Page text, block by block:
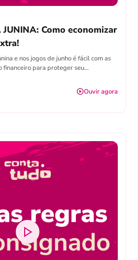
JUNINA: Como economizar
e nos jogos de junho é fácil com as
financeiro para proteger seu…
Ouvir agora